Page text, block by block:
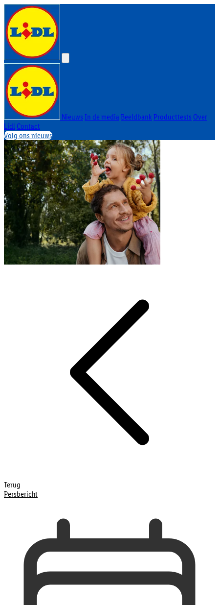
Nieuws In de mediaBeeldbank Producttests Over
Lidl Contact
Volg ons nieuws
Terug
Persbericht